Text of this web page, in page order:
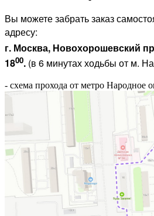
Вы можете забрать заказ
адресу:
г. Москва, Новохорошевский
1800. (в 6 минутах ходьбы от м.
- схема прохода от метро Народное